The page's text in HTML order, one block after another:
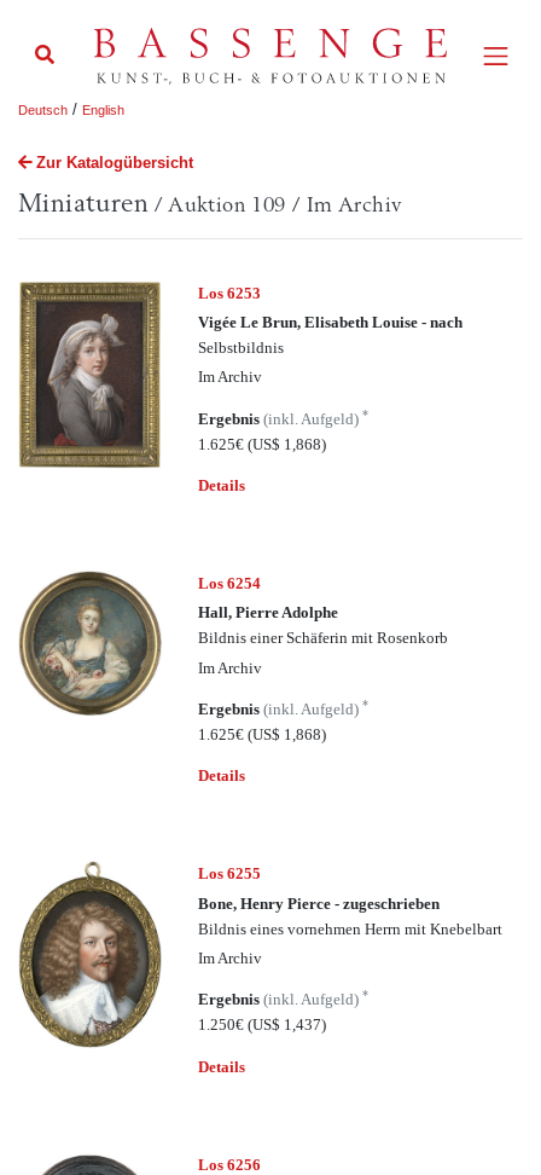
Deutsch / English
Zur Katalogübersicht
Miniaturen / Auktion 109 / Im Archiv
Los 6253
Vigée Le Brun, Elisabeth Louise - nach
Selbstbildnis
Im Archiv
Ergebnis(inkl. Aufgeld)*
1.625€(US$ 1,868)
Details
Los 6254
Hall, Pierre Adolphe
Bildnis einer Schäferin mit Rosenkorb
Im Archiv
Ergebnis(inkl. Aufgeld)*
1.625€(US$ 1,868)
Details
Los 6255
Bone, Henry Pierce - zugeschrieben
Bildnis eines vornehmen Herrn mit Knebelbart
Im Archiv
Ergebnis(inkl. Aufgeld)*
1.250€(US$ 1,437)
Details
Los 6256